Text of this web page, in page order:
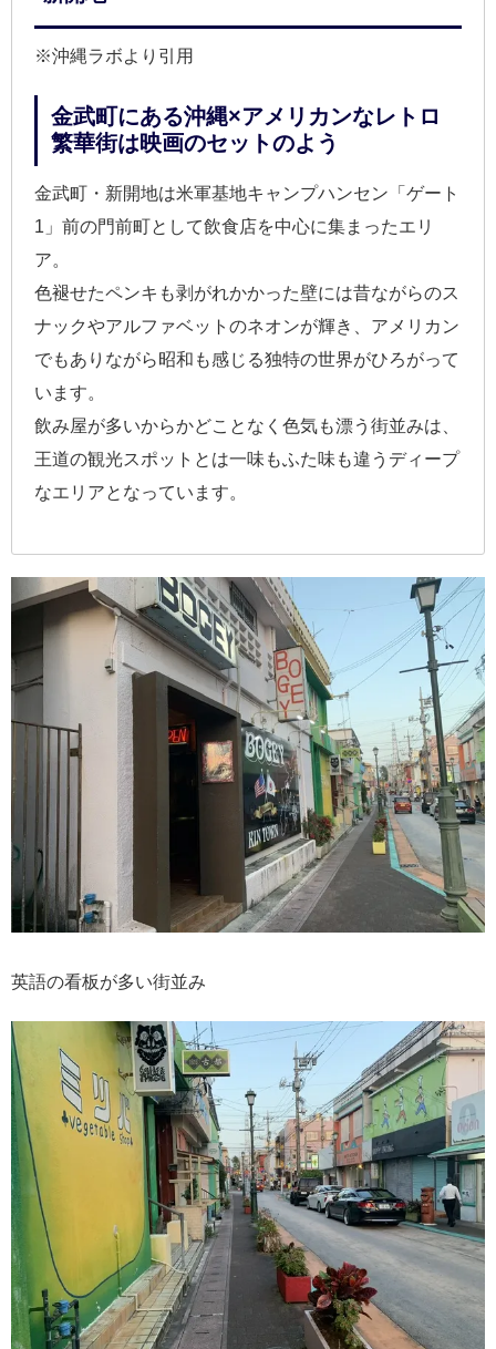
※沖縄ラボより引用
金武町にある沖縄×アメリカンなレトロ
繁華街は映画のセットのよう
金武町・新開地は米軍基地キャンプハンセン「ゲート
1」前の門前町として飲食店を中心に集まったエリ
ア。
色褪せたペンキも剥がれかかった壁には昔ながらのス
ナックやアルファベットのネオンが輝き、アメリカン
でもありながら昭和も感じる独特の世界がひろがって
います。
飲み屋が多いからかどことなく色気も漂う街並みは、
王道の観光スポットとは一味もふた味も違うディープ
なエリアとなっています。
英語の看板が多い街並み